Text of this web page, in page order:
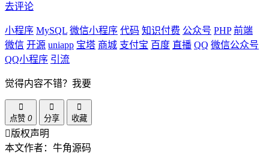
去评论
小程序 MySQL 微信小程序 代码 知识付费 公众号 PHP 前端
微信 开源 uniapp 宝塔 商城 支付宝 百度 直播 QQ 微信公众号
QQ小程序 引流
觉得内容不错？我要
点赞 0 分享 收藏
版权声明
本文作者：牛角源码